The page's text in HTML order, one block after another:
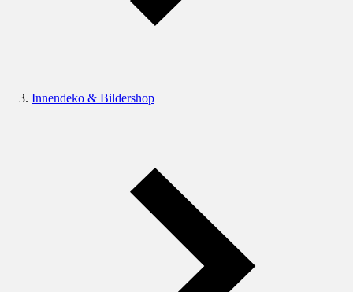
Innendeko & Bildershop